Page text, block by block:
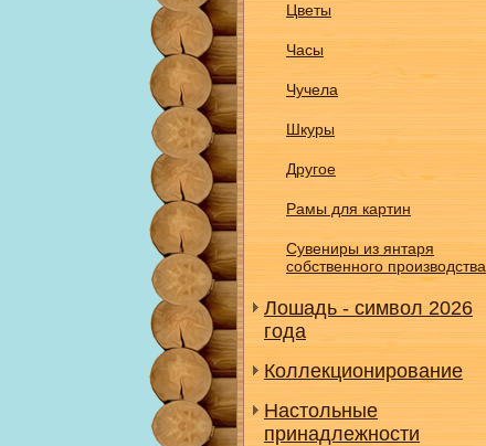
Цветы
Часы
Чучела
Шкуры
Другое
Рамы для картин
Сувениры из янтаря
собственного производства
Лошадь - символ 2026
года
Коллекционирование
Настольные
принадлежности